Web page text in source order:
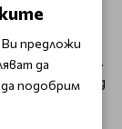
в
на кислорода.
кислород
Ви предложи
да
подобрим